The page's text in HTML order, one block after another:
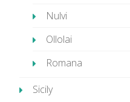
Nulvi
Ollolai
Romana
Sicily